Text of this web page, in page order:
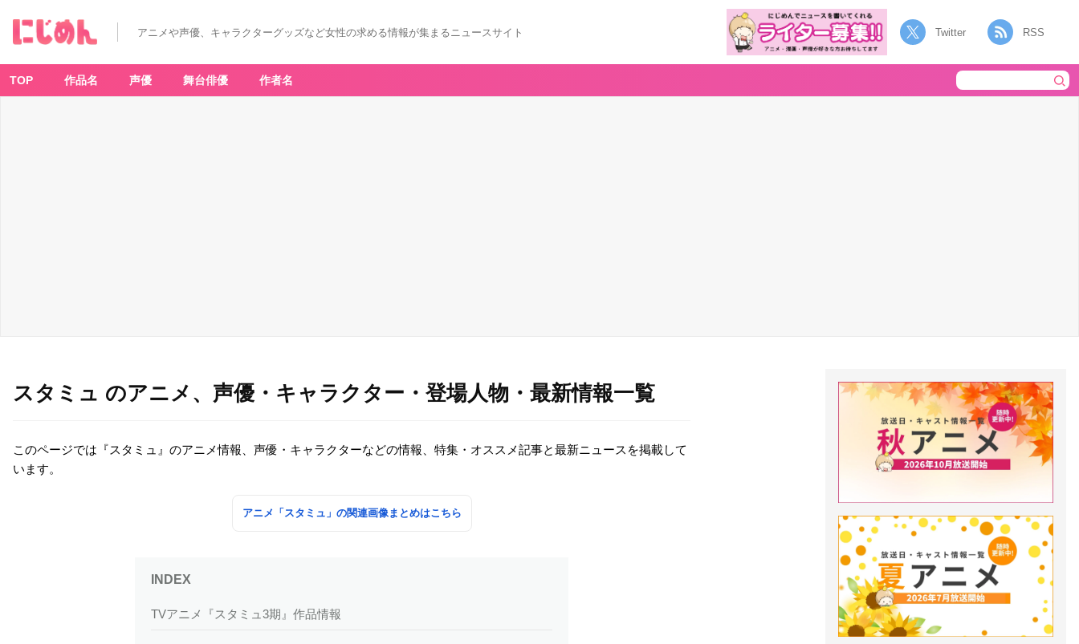
アニメや声優、キャラクターグッズなど女性の求める情報が集まるニュースサイト Twitter RSS
TOP 作品名 声優 舞台俳優 作者名
スタミュ のアニメ、声優・キャラクター・登場人物・最新情報一覧
このページでは『スタミュ』のアニメ情報、声優・キャラクターなどの情報、特集・オススメ記事と最新ニュースを掲載して
います。
アニメ「スタミュ」の関連画像まとめはこちら
TVアニメ『スタミュ3期』作品情報